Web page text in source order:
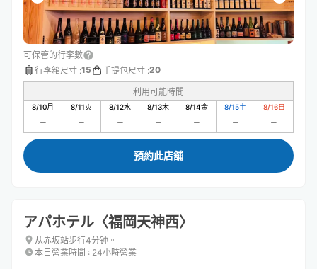
可保管的行李數
行李箱尺寸 :15 手提包尺寸 :20
利用可能時間
8/10月 8/11火 8/12水 8/13木 8/14金 8/15土 8/16日
預約此店舖
アパホテル〈福岡天神西〉
从赤坂站步行4分钟。
本日營業時間 : 24小時營業